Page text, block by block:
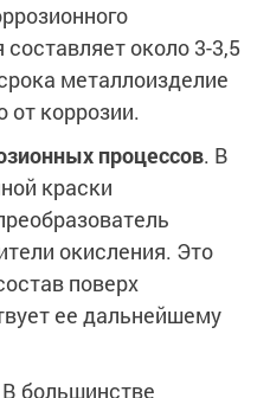
около 3-3,5
металлоизделие
коррозии.
процессов. В
краски
окисления. Это
поверх
ее дальнейшему
В большинстве